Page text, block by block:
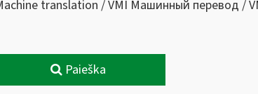
translation / VMI Машинный перевод /
Paieška